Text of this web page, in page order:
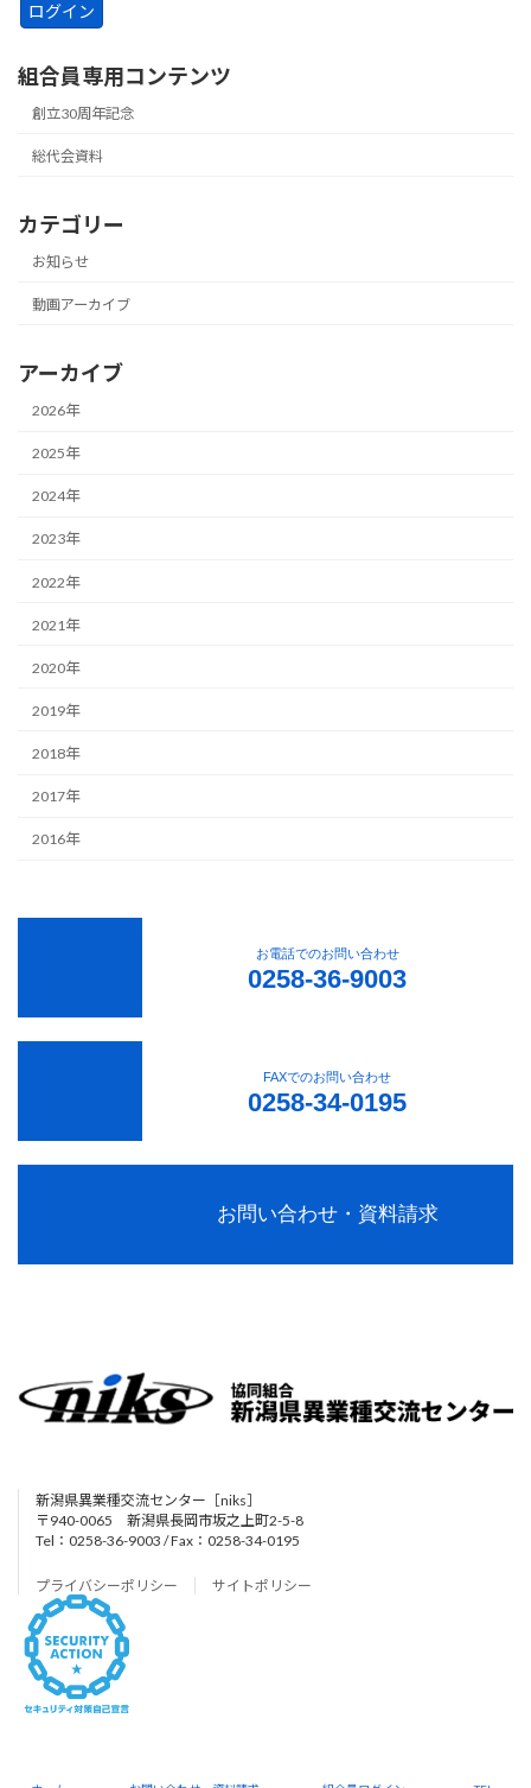
組合員専用コンテンツ
創立30周年記念
総代会資料
カテゴリー
お知らせ
動画アーカイブ
アーカイブ
2026年
2025年
2024年
2023年
2022年
2021年
2020年
2019年
2018年
2017年
2016年
お電話でのお問い合わせ
0258-36-9003
FAXでのお問い合わせ
0258-34-0195
お問い合わせ・資料請求
新潟県異業種交流センター［niks］
〒940-0065 新潟県長岡市坂之上町2-5-8
Tel：0258-36-9003 / Fax：0258-34-0195
プライバシーポリシー サイトポリシー